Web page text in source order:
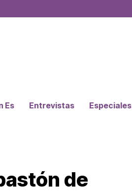
Es Entrevistas Especiales
de